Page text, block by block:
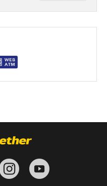
3/16～2026/5/6。課程